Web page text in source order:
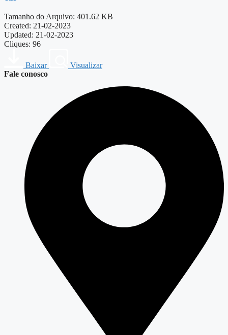
Tamanho do Arquivo: 401.62 KB
Created: 21-02-2023
Updated: 21-02-2023
Cliques: 96
Baixar
Visualizar
Fale conosco